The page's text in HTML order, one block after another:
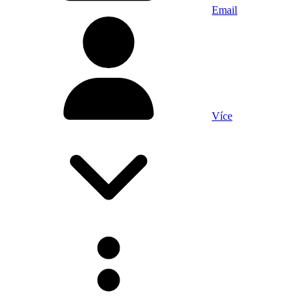
Email
Více